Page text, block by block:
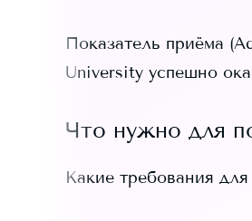
Показатель приёма
University успешно
Что нужно для
Какие требования